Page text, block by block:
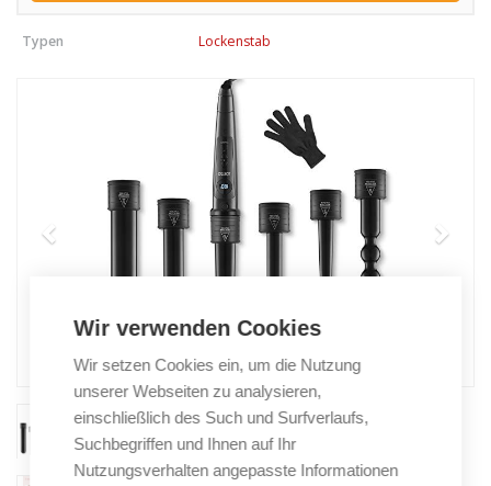
Typen Lockenstab
Wir verwenden Cookies
Wir setzen Cookies ein, um die Nutzung
unserer Webseiten zu analysieren,
einschließlich des Such und Surfverlaufs,
Suchbegriffen und Ihnen auf Ihr
Nutzungsverhalten angepasste Informationen